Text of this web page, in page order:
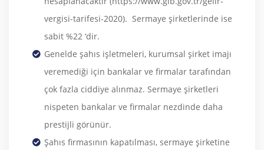
vergisi-tarifesi-2020). Sermaye şirketlerinde ise
sabit %22 ‘dir.
Genelde şahıs işletmeleri, kurumsal şirket imajı
veremediği için bankalar ve firmalar tarafından
çok fazla ciddiye alınmaz. Sermaye şirketleri
nispeten bankalar ve firmalar nezdinde daha
prestijli görünür.
Şahıs firmasının kapatılması, sermaye şirketine